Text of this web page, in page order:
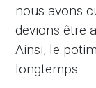
nous avons
devions être
Ainsi, le
longtemps.